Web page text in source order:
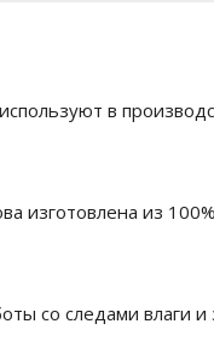
в
изготовлена из
со следами влаги